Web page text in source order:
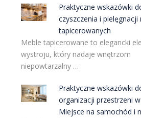
Praktyczne wskazówki
czyszczenia i pielęgnacji
tapicerowanych
Meble tapicerowane to elegancki
wystroju, który nadaje wnętrzom
niepowtarzalny …
Praktyczne wskazówki
organizacji przestrzeni
Miejsce na samochód i